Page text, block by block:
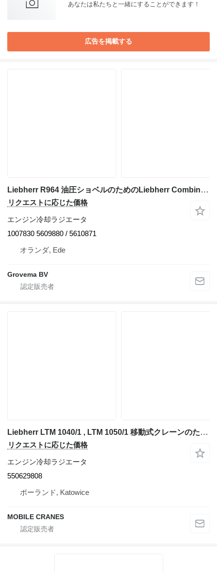
あなたは私たちと一緒にすることができます！
広告を掲載する
Liebherr R964 油圧ショベルのためのLiebherr Combined Radiator 1007830 エンジン冷却ラジエータ
リクエストに応じた価格
エンジン冷却ラジエータ
1007830 5609880 / 5610871
オランダ, Ede
Grovema BV
Liebherr LTM 1040/1 , LTM 1050/1 移動式クレーンのための550629808 エンジン冷却ラジエータ
リクエストに応じた価格
エンジン冷却ラジエータ
550629808
ポーランド, Katowice
MOBILE CRANES